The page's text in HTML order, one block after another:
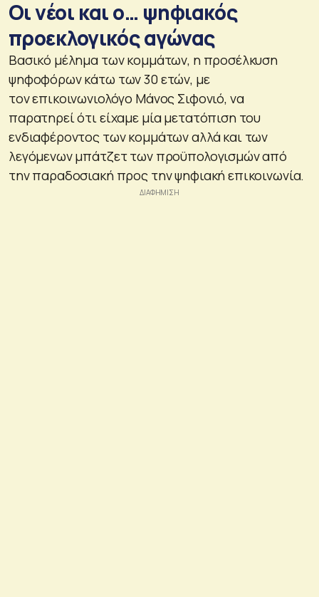
Οι νέοι και ο… ψηφιακός
προεκλογικός αγώνας
Βασικό μέλημα των κομμάτων, η προσέλκυση
ψηφοφόρων κάτω των 30 ετών, με
τον επικοινωνιολόγο Μάνος Σιφονιό, να
παρατηρεί ότι είχαμε μία μετατόπιση του
ενδιαφέροντος των κομμάτων αλλά και των
λεγόμενων μπάτζετ των προϋπολογισμών από
την παραδοσιακή προς την ψηφιακή επικοινωνία.